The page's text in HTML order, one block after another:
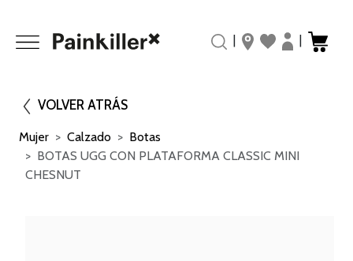
VOLVER ATRÁS
Mujer Calzado
Botas
BOTAS UGG CON PLATAFORMA CLASSIC MINI
CHESNUT